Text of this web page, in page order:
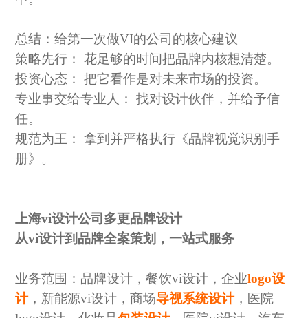
总结：给第一次做VI的公司的核心建议
策略先行：
花足够的时间把品牌内核想清楚。
投资心态：
把它看作是对未来市场的投资。
专业事交给专业人：
找对设计伙伴，并给予信
任。
规范为王：
拿到并严格执行《品牌视觉识别手
册》。
上海vi设计公司多更品牌设计
从vi设计到品牌全案策划，一站式服务
业务范围：品牌设计，餐饮vi设计，企业logo设
计，新能源vi设计，商场导视系统设计，医院